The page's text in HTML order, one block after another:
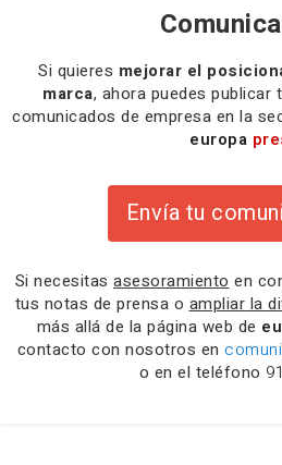
Si quieres mejorar el
marca, ahora puedes publicar
comunicados de empresa en la
europa
Envía tu
Si necesitas asesoramiento en
tus notas de prensa o ampliar la
más allá de la página web de
contacto con nosotros en
o en el teléfono